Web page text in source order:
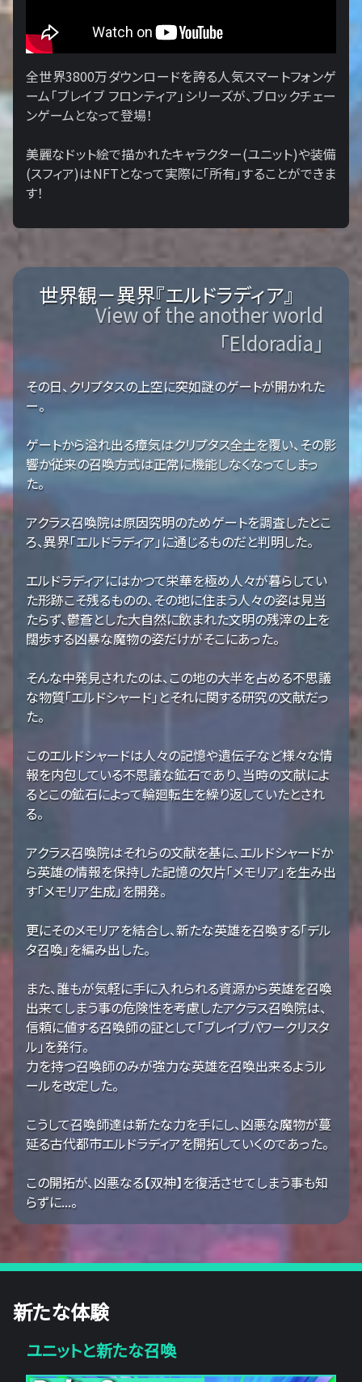
全世界3800万ダウンロードを誇る人気スマートフォンゲ
ーム「ブレイブ フロンティア」シリーズが、ブロックチェー
ンゲームとなって登場！
美麗なドット絵で描かれたキャラクター(ユニット)や装備
(スフィア)はNFTとなって実際に「所有」することができま
す！
世界観－異界『エルドラディア』
View of the another world
「Eldoradia」
その日、クリプタスの上空に突如謎のゲートが開かれた
ー。
ゲートから溢れ出る瘴気はクリプタス全土を覆い、その影
響か従来の召喚方式は正常に機能しなくなってしまっ
た。
アクラス召喚院は原因究明のためゲートを調査したとこ
ろ、異界「エルドラディア」に通じるものだと判明した。
エルドラディアにはかつて栄華を極め人々が暮らしてい
た形跡こそ残るものの、その地に住まう人々の姿は見当
たらず、鬱蒼とした大自然に飲まれた文明の残滓の上を
闊歩する凶暴な魔物の姿だけがそこにあった。
そんな中発見されたのは、この地の大半を占める不思議
な物質「エルドシャード」とそれに関する研究の文献だっ
た。
このエルドシャードは人々の記憶や遺伝子など様々な情
報を内包している不思議な鉱石であり、当時の文献によ
るとこの鉱石によって輪廻転生を繰り返していたとされ
る。
アクラス召喚院はそれらの文献を基に、エルドシャードか
ら英雄の情報を保持した記憶の欠片「メモリア」を生み出
す「メモリア生成」を開発。
更にそのメモリアを結合し、新たな英雄を召喚する「デル
タ召喚」を編み出した。
また、誰もが気軽に手に入れられる資源から英雄を召喚
出来てしまう事の危険性を考慮したアクラス召喚院は、
信頼に値する召喚師の証として「ブレイブパワークリスタ
ル」を発行。
力を持つ召喚師のみが強力な英雄を召喚出来るようル
ールを改定した。
こうして召喚師達は新たな力を手にし、凶悪な魔物が蔓
延る古代都市エルドラディアを開拓していくのであった。
この開拓が、凶悪なる【双神】を復活させてしまう事も知
らずに...。
新たな体験
ユニットと新たな召喚